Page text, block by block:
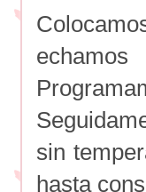
sin
hasta